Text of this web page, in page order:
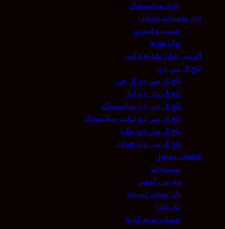
باتری سامسونگ(10)
ابزار تعمیرات موبایل(9)
چسب و اسپری(3)
نوک هویه(5)
آی سی شارژ تغذیه و آنتن(0)
تاچ ال سی دی(12)
تاچ ال سی دی ال جی(1)
تاچ ال سی دی اپل(1)
تاچ ال سی دی سامسونگ(3)
تاچ ال سی دی تبلت سامسونگ(2)
تاچ ال سی دی نوکیا (1)
تاچ ال سی دی هواوی(4)
قطعات موبایل(573)
شیشه لنز(259)
دوربین گوشی(11)
بازر صدای اسپیکر(7)
برد شارژ(150)
خشاب سیم کارت(16)